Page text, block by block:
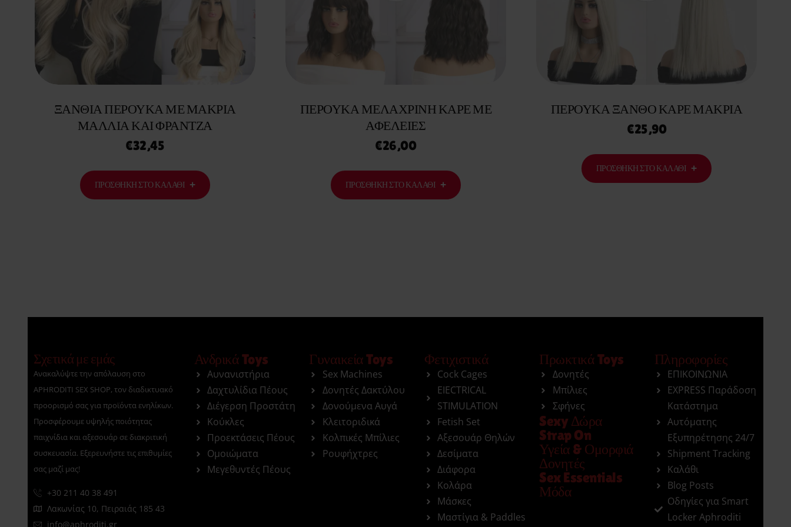
ΞΑΝΘΙΆ ΠΕΡΟΎΚΑ ΜΕ ΜΑΚΡΙΆ
ΜΑΛΛΙΆ ΚΑΙ ΦΡΆΝΤΖΑ
€32,45
ΠΡΟΣΘΉΚΗ ΣΤΟ ΚΑΛΆΘΙ
ΠΕΡΟΥΚΑ ΜΕΛΑΧΡΙΝΗ ΚΑΡΕ ΜΕ
ΑΦΕΛΕΙΕΣ
€26,00
ΠΡΟΣΘΉΚΗ ΣΤΟ ΚΑΛΆΘΙ
ΠΕΡΟΥΚΑ ΞΑΝΘΟ ΚΑΡΕ ΜΑΚΡΙΑ
€25,90
ΠΡΟΣΘΉΚΗ ΣΤΟ ΚΑΛΆΘΙ
Σχετικά με εμάς
Ανακαλύψτε την απόλαυση στο
APHRODITI SEX SHOP, τον διαδικτυακό
προορισμό σας για προϊόντα ενηλίκων.
Προσφέρουμε υψηλής ποιότητας
παιχνίδια και αξεσουάρ σε διακριτική
συσκευασία. Εξερευνήστε τις επιθυμίες
σας μαζί μας!
+30 211 40 38 491
Λακωνίας 10, Πειραιάς 185 43
info@aphroditi.gr
Ανδρικά Toys
Αυνανιστήρια
Δαχτυλίδια Πέους
Διέγερση Προστάτη
Κούκλες
Προεκτάσεις Πέους
Ομοιώματα
Μεγεθυντές Πέους
Γυναικεία Toys
Sex Machines
Δονητές Δακτύλου
Δονούμενα Αυγά
Κλειτοριδικά
Κολπικές Μπίλιες
Ρουφήχτρες
Φετιχιστικά
Cock Cages
EIECTRICAL
STIMULATION
Fetish Set
Αξεσουάρ Θηλών
Δεσίματα
Διάφορα
Κολάρα
Μάσκες
Μαστίγια & Paddles
Πρωκτικά Toys
Δονητές
Μπίλιες
Σφήνες
Sexy Δώρα
Strap On
Υγεία & Ομορφιά
Δονητές
Sex Essentials
Μόδα
Πληροφορίες
ΕΠΙΚΟΙΝΩΝΙΑ
EXPRESS Παράδοση
Κατάστημα
Αυτόματης
Εξυπηρέτησης 24/7
Shipment Tracking
Καλάθι
Blog Posts
Οδηγίες για Smart
Locker Aphroditi